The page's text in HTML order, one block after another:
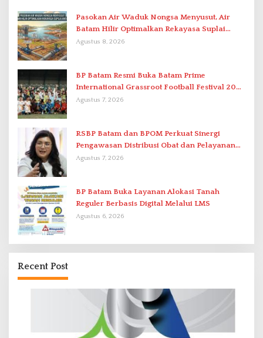
Pasokan Air Waduk Nongsa Menyusut, Air
Batam Hilir Optimalkan Rekayasa Suplai
Antar-IPAM
Agustus 8, 2026
BP Batam Resmi Buka Batam Prime
International Grassroot Football Festival 2026
di Stadion Temenggung Abdul Jamal
Agustus 7, 2026
RSBP Batam dan BPOM Perkuat Sinergi
Pengawasan Distribusi Obat dan Pelayanan
Kefarmasian
Agustus 7, 2026
BP Batam Buka Layanan Alokasi Tanah
Reguler Berbasis Digital Melalui LMS
Agustus 6, 2026
Recent Post